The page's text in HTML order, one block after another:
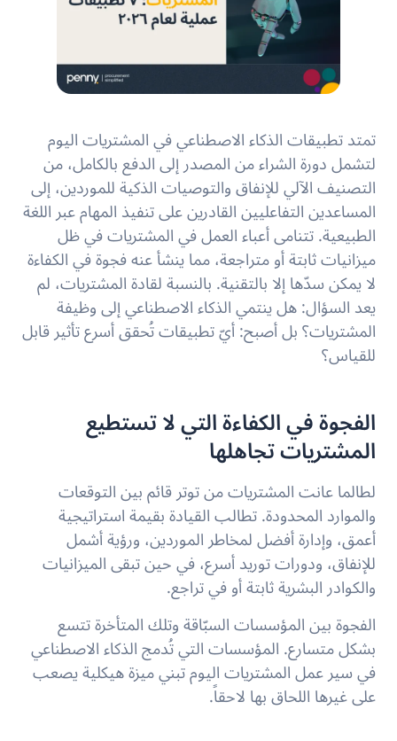
تمتد تطبيقات الذكاء الاصطناعي في المشتريات اليوم
لتشمل دورة الشراء من المصدر إلى الدفع بالكامل، من
التصنيف الآلي للإنفاق والتوصيات الذكية للموردين، إلى
المساعدين التفاعليين القادرين على تنفيذ المهام عبر اللغة
الطبيعية. تتنامى أعباء العمل في المشتريات في ظل
ميزانيات ثابتة أو متراجعة، مما ينشأ عنه فجوة في الكفاءة
لا يمكن سدّها إلا بالتقنية. بالنسبة لقادة المشتريات، لم
يعد السؤال: هل ينتمي الذكاء الاصطناعي إلى وظيفة
المشتريات؟ بل أصبح: أيّ تطبيقات تُحقق أسرع تأثير قابل
للقياس؟
الفجوة في الكفاءة التي لا تستطيع
المشتريات تجاهلها
لطالما عانت المشتريات من توتر قائم بين التوقعات
والموارد المحدودة. تطالب القيادة بقيمة استراتيجية
أعمق، وإدارة أفضل لمخاطر الموردين، ورؤية أشمل
للإنفاق، ودورات توريد أسرع، في حين تبقى الميزانيات
والكوادر البشرية ثابتة أو في تراجع.
الفجوة بين المؤسسات السبّاقة وتلك المتأخرة تتسع
بشكل متسارع. المؤسسات التي تُدمج الذكاء الاصطناعي
في سير عمل المشتريات اليوم تبني ميزة هيكلية يصعب
على غيرها اللحاق بها لاحقاً.